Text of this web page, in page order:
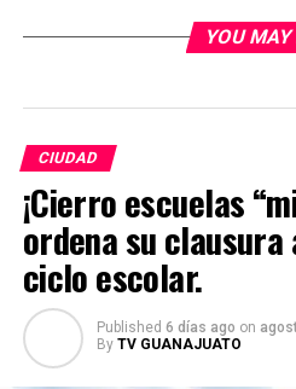
YOU
CIUDAD
¡Cierro escuelas
ordena su clausura
ciclo escolar.
Published 6 días ago on
By TV GUANAJUATO